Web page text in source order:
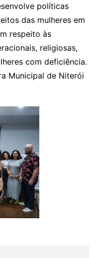
políticas
das mulheres em
respeito às
religiosas,
com deficiência.
Municipal de Niterói